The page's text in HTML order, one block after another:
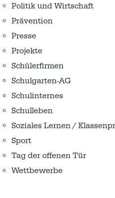
Politik und Wirtschaft
Prävention
Presse
Projekte
Schülerfirmen
Schulgarten-AG
Schulinternes
Schulleben
Soziales Lernen /
Sport
Tag der offenen Tür
Wettbewerbe